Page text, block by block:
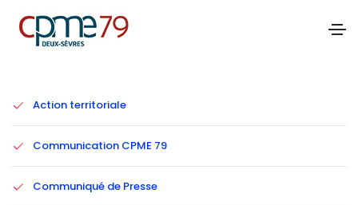
Catégories
Action territoriale
Communication CPME 79
Communiqué de Presse